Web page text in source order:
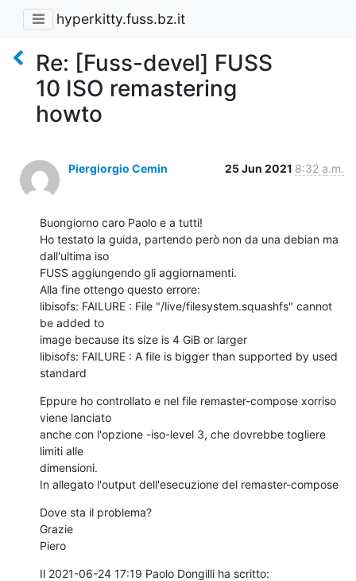
hyperkitty.fuss.bz.it
Re: [Fuss-devel] FUSS
10 ISO remastering
howto
Piergiorgio Cemin 25 Jun 2021 8:32 a.m.
Buongiorno caro Paolo e a tutti!
Ho testato la guida, partendo però non da una debian ma
dall'ultima iso
FUSS aggiungendo gli aggiornamenti.
Alla fine ottengo questo errore:
libisofs: FAILURE : File "/live/filesystem.squashfs" cannot
be added to
image because its size is 4 GiB or larger
libisofs: FAILURE : A file is bigger than supported by used
standard
Eppure ho controllato e nel file remaster-compose xorriso
viene lanciato
anche con l'opzione -iso-level 3, che dovrebbe togliere
limiti alle
dimensioni.
In allegato l'output dell'esecuzione del remaster-compose
Dove sta il problema?
Grazie
Piero
Il 2021-06-24 17:19 Paolo Dongilli ha scritto: